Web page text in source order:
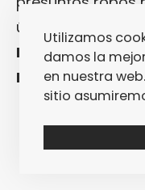
últimos tiempos:
Rey en“Get Free”
Radiohead.
Utilizamos
damos la
en nuestra
sitio